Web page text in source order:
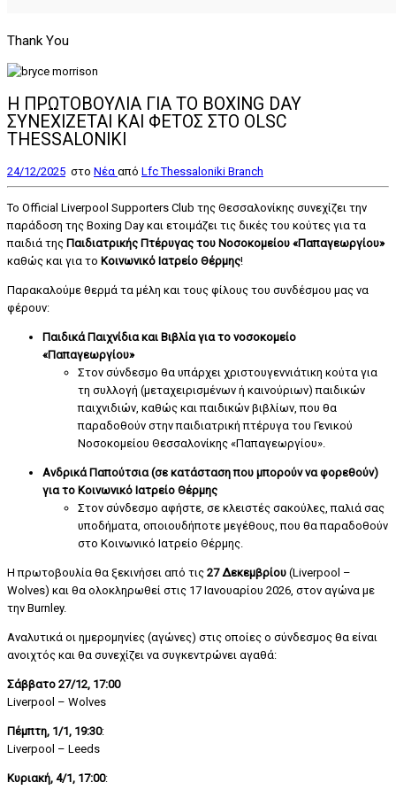
Thank You
Η ΠΡΩΤΟΒΟΥΛΙΑ ΓΙΑ ΤΟ BOXING DAY
ΣΥΝΕΧΙΖΕΤΑΙ ΚΑΙ ΦΕΤΟΣ ΣΤΟ OLSC
THESSALONIKI
24/12/2025 στο Nέα από Lfc Thessaloniki Branch
Το Official Liverpool Supporters Club της Θεσσαλονίκης συνεχίζει την
παράδοση της Boxing Day και ετοιμάζει τις δικές του κούτες για τα
παιδιά της Παιδιατρικής Πτέρυγας του Νοσοκομείου «Παπαγεωργίου»
καθώς και για το Κοινωνικό Ιατρείο Θέρμης!
Παρακαλούμε θερμά τα μέλη και τους φίλους του συνδέσμου μας να
φέρουν:
Παιδικά Παιχνίδια και Βιβλία για το νοσοκομείο
«Παπαγεωργίου»
Στον σύνδεσμο θα υπάρχει χριστουγεννιάτικη κούτα για
τη συλλογή (μεταχειρισμένων ή καινούριων) παιδικών
παιχνιδιών, καθώς και παιδικών βιβλίων, που θα
παραδοθούν στην παιδιατρική πτέρυγα του Γενικού
Νοσοκομείου Θεσσαλονίκης «Παπαγεωργίου».
Ανδρικά Παπούτσια (σε κατάσταση που μπορούν να φορεθούν)
για το Κοινωνικό Ιατρείο Θέρμης
Στον σύνδεσμο αφήστε, σε κλειστές σακούλες, παλιά σας
υποδήματα, οποιουδήποτε μεγέθους, που θα παραδοθούν
στο Κοινωνικό Ιατρείο Θέρμης.
Η πρωτοβουλία θα ξεκινήσει από τις 27 Δεκεμβρίου (Liverpool –
Wolves) και θα ολοκληρωθεί στις 17 Ιανουαρίου 2026, στον αγώνα με
την Burnley.
Αναλυτικά οι ημερομηνίες (αγώνες) στις οποίες ο σύνδεσμος θα είναι
ανοιχτός και θα συνεχίζει να συγκεντρώνει αγαθά:
Σάββατο 27/12, 17:00
Liverpool – Wolves
Πέμπτη, 1/1, 19:30:
Liverpool – Leeds
Κυριακή, 4/1, 17:00: